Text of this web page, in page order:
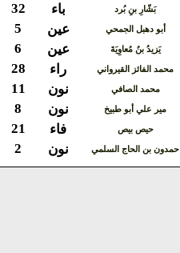
بَشّارِ بنِ بُرد باء 32
أبو دهبل الجمحي عين 5
يَزيدُ بنُ مُعاوِيَةَ عين 6
محمد الفائز القيرواني راء 28
محمد الصافي نون 11
مير علي أبو طبيخ نون 8
حيص بيص فاء 21
حمدون بن الحاج السلمي نون 2